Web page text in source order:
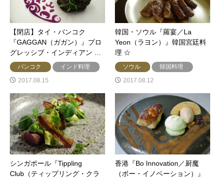
【閉店】タイ・バンコク
『GAGGAN（ガガン）』プロ
グレッシブ・インディアン …
バンコク
インド料理
2017.08.15
韓国・ソウル『羅宴／La
Yeon（ラヨン）』韓国宮廷料
理 ☆
ソウル
韓国料理
2017.08.12
シンガポール『Tippling
Club（ティップリング・クラ
香港『Bo Innovation／厨魔
（ボー・イノベーション）』